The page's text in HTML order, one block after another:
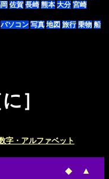
佐賀 長崎 熊本 大分 宮崎
パソコン 写真 地図 旅行 乗物 船
］
字・アルファベット
◆ ▲